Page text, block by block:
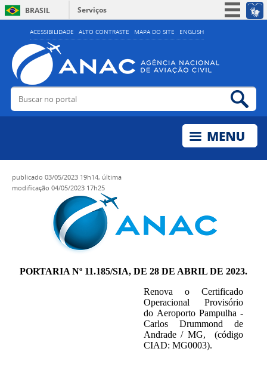
ACESSIBILIDADE ALTO CONTRASTE MAPA DO SITE ENGLISH
BRASIL
Serviços
Simplifique!
Acesso à informação
Legislação
Buscar no portal
publicado 03/05/2023 19h14, última
modificação 04/05/2023 17h25
PORTARIA Nº 11.185/SIA, DE 28 DE ABRIL DE 2023.
Renova o Certificado
Operacional Provisório
do Aeroporto Pampulha -
Carlos Drummond de
Andrade / MG, (código
CIAD: MG0003).